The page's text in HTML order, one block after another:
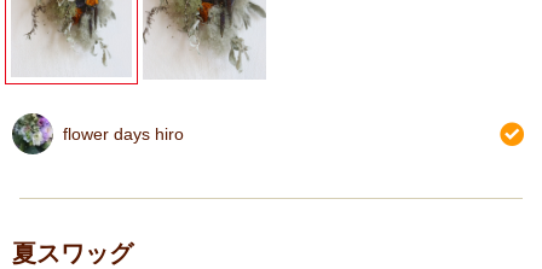
flower days hiro
夏スワッグ